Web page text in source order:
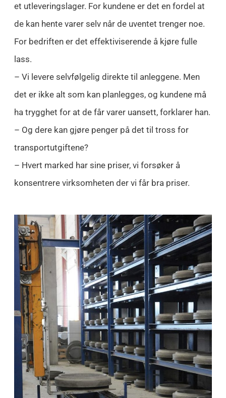
et utleveringslager. For kundene er det en fordel at
de kan hente varer selv når de uventet trenger noe.
For bedriften er det effektiviserende å kjøre fulle
lass.
– Vi levere selvfølgelig direkte til anleggene. Men
det er ikke alt som kan planlegges, og kundene må
ha trygghet for at de får varer uansett, forklarer han.
– Og dere kan gjøre penger på det til tross for
transportutgiftene?
– Hvert marked har sine priser, vi forsøker å
konsentrere virksomheten der vi får bra priser.